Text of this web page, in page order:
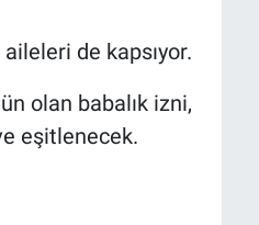
de kapsıyor.
olan babalık izni,
eşitlenecek.